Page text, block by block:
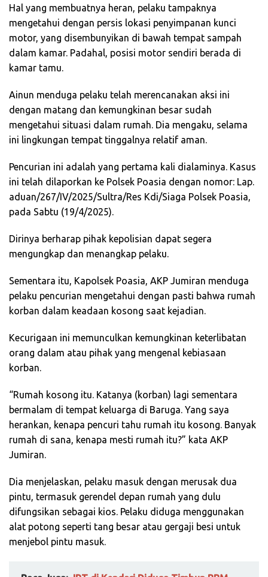
Hal yang membuatnya heran, pelaku tampaknya
mengetahui dengan persis lokasi penyimpanan kunci
motor, yang disembunyikan di bawah tempat sampah
dalam kamar. Padahal, posisi motor sendiri berada di
kamar tamu.
Ainun menduga pelaku telah merencanakan aksi ini
dengan matang dan kemungkinan besar sudah
mengetahui situasi dalam rumah. Dia mengaku, selama
ini lingkungan tempat tinggalnya relatif aman.
Pencurian ini adalah yang pertama kali dialaminya. Kasus
ini telah dilaporkan ke Polsek Poasia dengan nomor: Lap.
aduan/267/IV/2025/Sultra/Res Kdi/Siaga Polsek Poasia,
pada Sabtu (19/4/2025).
Dirinya berharap pihak kepolisian dapat segera
mengungkap dan menangkap pelaku.
Sementara itu, Kapolsek Poasia, AKP Jumiran menduga
pelaku pencurian mengetahui dengan pasti bahwa rumah
korban dalam keadaan kosong saat kejadian.
Kecurigaan ini memunculkan kemungkinan keterlibatan
orang dalam atau pihak yang mengenal kebiasaan
korban.
“Rumah kosong itu. Katanya (korban) lagi sementara
bermalam di tempat keluarga di Baruga. Yang saya
herankan, kenapa pencuri tahu rumah itu kosong. Banyak
rumah di sana, kenapa mesti rumah itu?” kata AKP
Jumiran.
Dia menjelaskan, pelaku masuk dengan merusak dua
pintu, termasuk gerendel depan rumah yang dulu
difungsikan sebagai kios. Pelaku diduga menggunakan
alat potong seperti tang besar atau gergaji besi untuk
menjebol pintu masuk.